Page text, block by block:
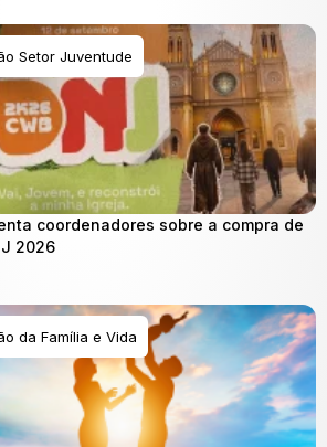
Setor Juventude
coordenadores sobre a compra de
2026
da Família e Vida